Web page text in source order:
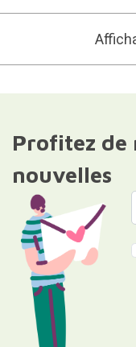
Profitez de
nouvelles